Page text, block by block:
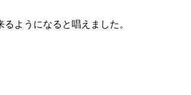
ようになると唱えました。